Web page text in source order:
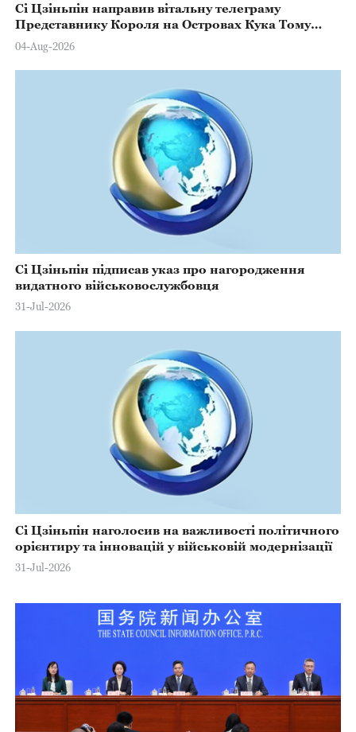
Сі Цзіньпін направив вітальну телеграму
Представнику Короля на Островах Кука Тому
Марстерсу з нагоди Дня Конституції
04-Aug-2026
Сі Цзіньпін підписав указ про нагородження
видатного військовослужбовця
31-Jul-2026
Сі Цзіньпін наголосив на важливості політичного
орієнтиру та інновацій у військовій модернізації
31-Jul-2026